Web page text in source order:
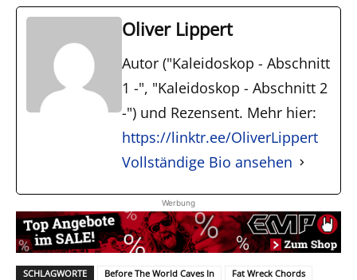
Oliver Lippert
Autor ("Kaleidoskop - Abschnitt
1 -", "Kaleidoskop - Abschnitt 2
-") und Rezensent. Mehr hier:
https://linktr.ee/OliverLippert
Vollständige Bio ansehen
Werbung
SCHLAGWORTE Before The World Caves In
Fat Wreck Chords